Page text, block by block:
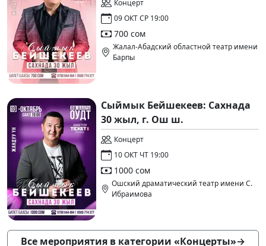
Концерт
09 ОКТ СР 19:00
700 сом
Жалал-Абадский областной театр имени
Барпы
Сыймык Бейшекеев: Сахнада
30 жыл, г. Ош ш.
Концерт
10 ОКТ ЧТ 19:00
1000 сом
Ошский драматический театр имени С.
Ибраимова
Все мероприятия в категории «Концерты»→